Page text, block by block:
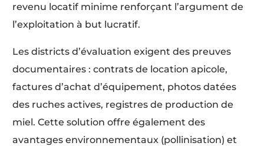
revenu locatif minime renforçant l’argument de
l’exploitation à but lucratif.
Les districts d’évaluation exigent des preuves
documentaires : contrats de location apicole,
factures d’achat d’équipement, photos datées
des ruches actives, registres de production de
miel. Cette solution offre également des
avantages environnementaux (pollinisation) et